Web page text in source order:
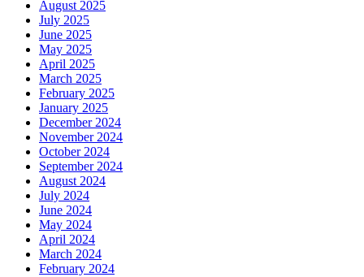
August 2025
July 2025
June 2025
May 2025
April 2025
March 2025
February 2025
January 2025
December 2024
November 2024
October 2024
September 2024
August 2024
July 2024
June 2024
May 2024
April 2024
March 2024
February 2024